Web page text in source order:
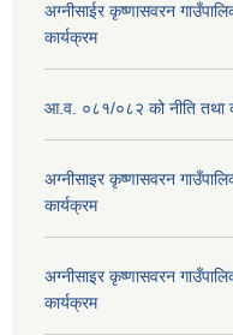
अग्नीसाईर कृष्णासवरन
कार्यक्रम
आ.व. ०८१/०८२ को नीति तथा
अग्नीसाइर कृष्णासवरन
कार्यक्रम
अग्नीसाइर कृष्णासवरन
कार्यक्रम